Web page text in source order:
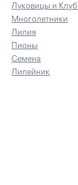
Луковицы и
Многолетники
Лилия
Пионы
Семена
Лилейник